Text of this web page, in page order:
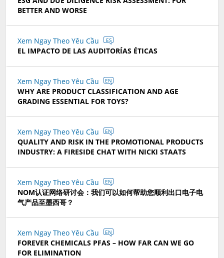
BETTER AND WORSE
Xem Ngay Theo Yêu Cầu ES
EL IMPACTO DE LAS AUDITORÍAS ÉTICAS
Xem Ngay Theo Yêu Cầu EN
WHY ARE PRODUCT CLASSIFICATION AND AGE
GRADING ESSENTIAL FOR TOYS?
Xem Ngay Theo Yêu Cầu EN
QUALITY AND RISK IN THE PROMOTIONAL PRODUCTS
INDUSTRY: A FIRESIDE CHAT WITH NICKI STAATS
Xem Ngay Theo Yêu Cầu EN
NOM认证网络研讨会：我们可以如何帮助您顺利出口电子电
气产品至墨西哥？
Xem Ngay Theo Yêu Cầu EN
FOREVER CHEMICALS PFAS – HOW FAR CAN WE GO
FOR ELIMINATION